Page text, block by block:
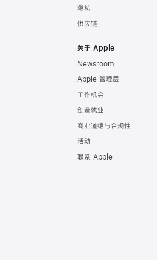
隐私
供应链
关于 Apple
Newsroom
Apple 管理层
工作机会
创造就业
商业道德与合规性
活动
联系 Apple